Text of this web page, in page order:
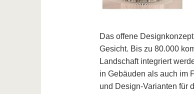
Das offene
Gesicht. Bis zu 80.000
Landschaft integriert
in Gebäuden als auch im
und Design-Varianten für